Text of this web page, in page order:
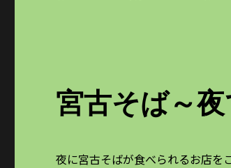
宮古そば～
夜に宮古そばが食べられるお店を